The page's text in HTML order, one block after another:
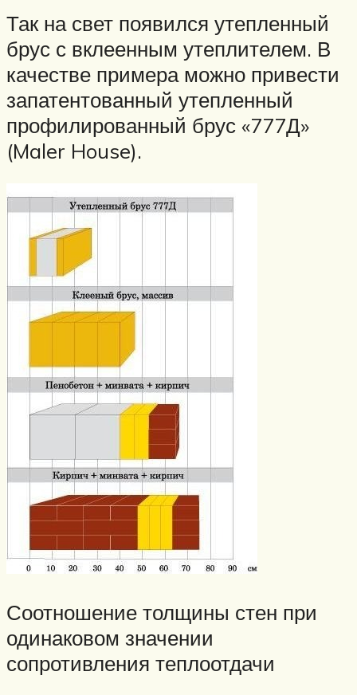
Так на свет появился утепленный
брус с вклеенным утеплителем. В
качестве примера можно привести
запатентованный утепленный
профилированный брус «777Д»
(Maler House).
Соотношение толщины стен при
одинаковом значении
сопротивления теплоотдачи